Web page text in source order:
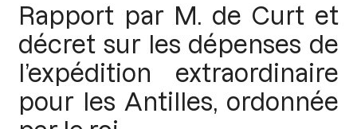
Rapport par M. de Curt et
décret sur les dépenses de
l’expédition extraordinaire
pour les Antilles, ordonnée